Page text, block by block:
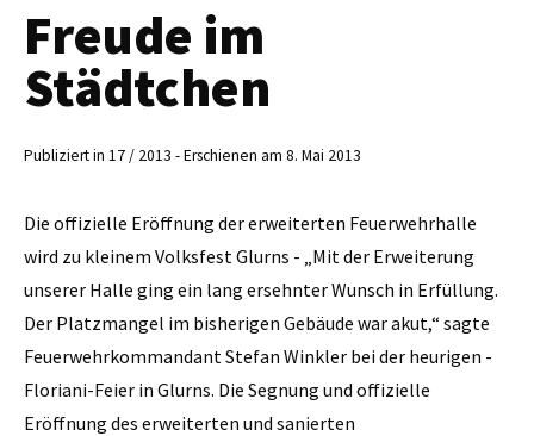
Freude im
Städtchen
Publiziert in 17 / 2013 - Erschienen am 8. Mai 2013
Die offizielle Eröffnung der erweiterten Feuerwehrhalle
wird zu kleinem Volksfest Glurns - „Mit der Erweiterung
unserer Halle ging ein lang ersehnter Wunsch in Erfüllung.
Der Platzmangel im bisherigen Gebäude war akut,“ sagte
Feuerwehrkommandant Stefan Winkler bei der heurigen ­
Floriani-Feier in Glurns. Die Segnung und offizielle
Eröffnung des erweiterten und sanierten